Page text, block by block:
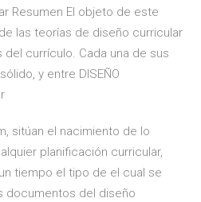
Resumen El objeto de este
las teorías de diseño curricular
currículo. Cada una de sus
y entre DISEÑO
sitúan el nacimiento de lo
planificación curricular,
tiempo el tipo de el cual se
documentos del diseño